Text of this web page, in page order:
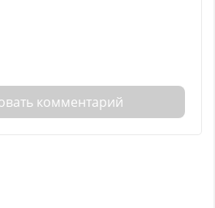
комментарий